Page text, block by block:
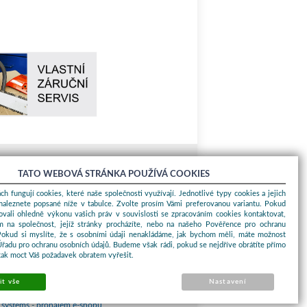
O nákupu
Obchodní podmínky
O nás
Jak nakupovat
Kontakty a adresy
Essox splátky
-pronájem e-shopů
TATO WEBOVÁ STRÁNKA POUŽÍVÁ COOKIES
fungují cookies, které naše společnosti využívají. Jednotlivé typy cookies a jejich
popsané níže v tabulce. Zvolte prosím Vámi preferovanou variantu. Pokud
ohledně výkonu vašich práv v souvislosti se zpracováním cookies kontaktovat,
na společnost, jejíž stránky procházíte, nebo na našeho Pověřence pro ochranu
si myslíte, že s osobními údaji nenakládáme, jak bychom měli, máte možnost
pro ochranu osobních údajů. Budeme však rádi, pokud se nejdříve obrátíte přímo
moct Váš požadavek obratem vyřešit.
vše Nastavení